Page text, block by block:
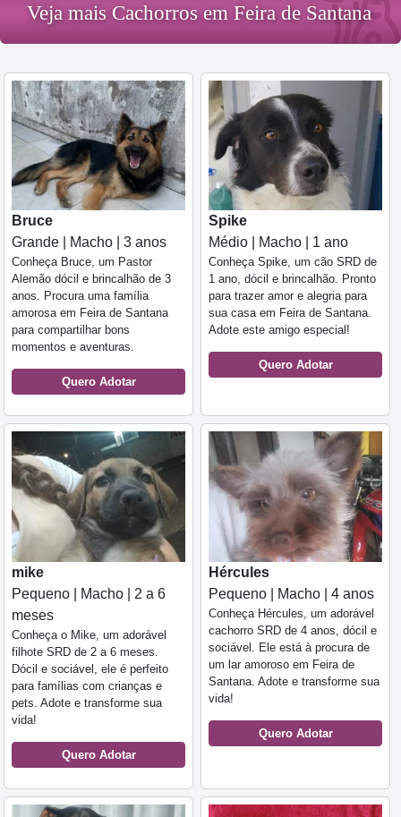
Veja mais Cachorros em Feira de Santana
Bruce
Grande | Macho | 3 anos
Conheça Bruce, um Pastor
Alemão dócil e brincalhão de 3
anos. Procura uma família
amorosa em Feira de Santana
para compartilhar bons
momentos e aventuras.
Quero Adotar
Spike
Médio | Macho | 1 ano
Conheça Spike, um cão SRD de
1 ano, dócil e brincalhão. Pronto
para trazer amor e alegria para
sua casa em Feira de Santana.
Adote este amigo especial!
Quero Adotar
mike
Pequeno | Macho | 2 a 6
meses
Conheça o Mike, um adorável
filhote SRD de 2 a 6 meses.
Dócil e sociável, ele é perfeito
para famílias com crianças e
pets. Adote e transforme sua
vida!
Quero Adotar
Hércules
Pequeno | Macho | 4 anos
Conheça Hércules, um adorável
cachorro SRD de 4 anos, dócil e
sociável. Ele está à procura de
um lar amoroso em Feira de
Santana. Adote e transforme sua
vida!
Quero Adotar